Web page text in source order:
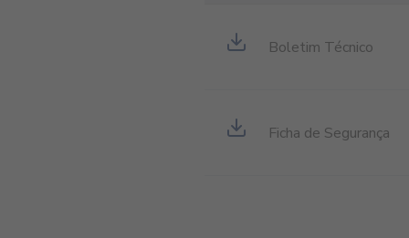
Boletim Técnico
Ficha de Segurança